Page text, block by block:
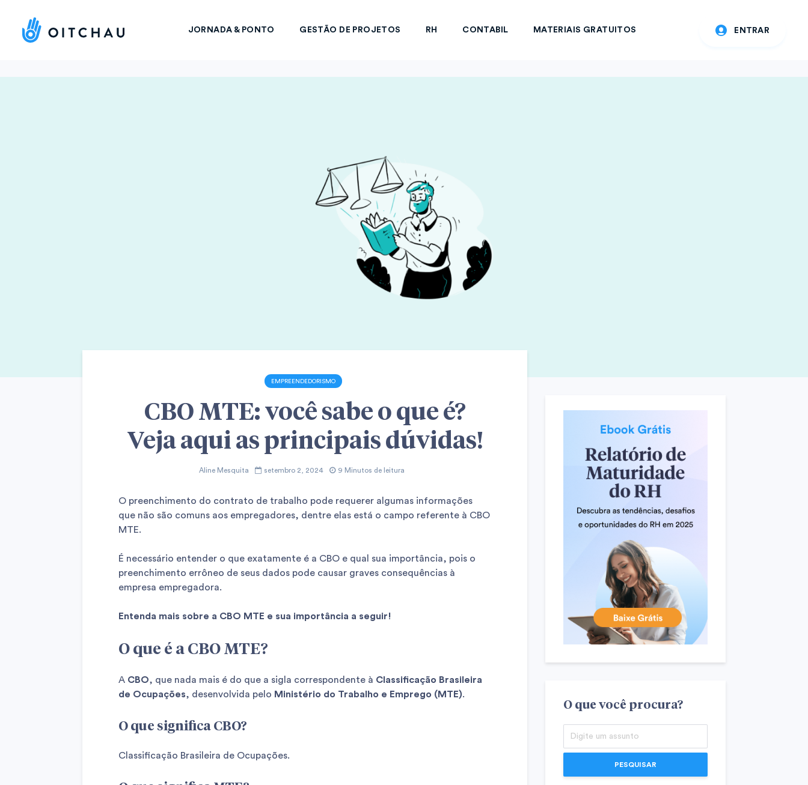
JORNADA & PONTO GESTÃO DE PROJETOS RH CONTABIL MATERIAIS GRATUITOS ENTRAR
EMPREENDEDORISMO
CBO MTE: você sabe o que é?
Veja aqui as principais dúvidas!
Aline Mesquita setembro 2, 2024 9 Minutos de leitura
O preenchimento do contrato de trabalho pode requerer algumas informações
que não são comuns aos empregadores, dentre elas está o campo referente à CBO
MTE.
É necessário entender o que exatamente é a CBO e qual sua importância, pois o
preenchimento errôneo de seus dados pode causar graves consequências à
empresa empregadora.
Entenda mais sobre a CBO MTE e sua importância a seguir!
O que é a CBO MTE?
A CBO, que nada mais é do que a sigla correspondente à Classificação Brasileira
de Ocupações, desenvolvida pelo Ministério do Trabalho e Emprego (MTE).
O que significa CBO?
Classificação Brasileira de Ocupações.
O que você procura?
PESQUISAR